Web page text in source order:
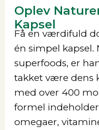
Oplev
Kapsel
Få en værdifuld
én simpel
superfoods, er
takket være dens
med over 400
formel
omegaer,